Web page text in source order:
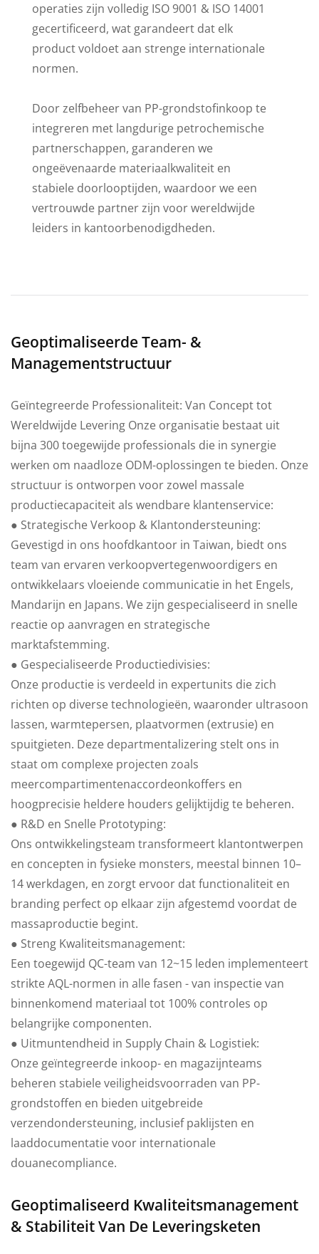
operaties zijn volledig ISO 9001 & ISO 14001
gecertificeerd, wat garandeert dat elk
product voldoet aan strenge internationale
normen.
Door zelfbeheer van PP-grondstofinkoop te
integreren met langdurige petrochemische
partnerschappen, garanderen we
ongeëvenaarde materiaalkwaliteit en
stabiele doorlooptijden, waardoor we een
vertrouwde partner zijn voor wereldwijde
leiders in kantoorbenodigdheden.
Geoptimaliseerde Team- &
Managementstructuur
Geïntegreerde Professionaliteit: Van Concept tot
Wereldwijde Levering Onze organisatie bestaat uit
bijna 300 toegewijde professionals die in synergie
werken om naadloze ODM-oplossingen te bieden. Onze
structuur is ontworpen voor zowel massale
productiecapaciteit als wendbare klantenservice:
● Strategische Verkoop & Klantondersteuning:
Gevestigd in ons hoofdkantoor in Taiwan, biedt ons
team van ervaren verkoopvertegenwoordigers en
ontwikkelaars vloeiende communicatie in het Engels,
Mandarijn en Japans. We zijn gespecialiseerd in snelle
reactie op aanvragen en strategische
marktafstemming.
● Gespecialiseerde Productiedivisies:
Onze productie is verdeeld in expertunits die zich
richten op diverse technologieën, waaronder ultrasoon
lassen, warmtepersen, plaatvormen (extrusie) en
spuitgieten. Deze departmentalizering stelt ons in
staat om complexe projecten zoals
meercompartimentenaccordeonkoffers en
hoogprecisie heldere houders gelijktijdig te beheren.
● R&D en Snelle Prototyping:
Ons ontwikkelingsteam transformeert klantontwerpen
en concepten in fysieke monsters, meestal binnen 10–
14 werkdagen, en zorgt ervoor dat functionaliteit en
branding perfect op elkaar zijn afgestemd voordat de
massaproductie begint.
● Streng Kwaliteitsmanagement:
Een toegewijd QC-team van 12~15 leden implementeert
strikte AQL-normen in alle fasen - van inspectie van
binnenkomend materiaal tot 100% controles op
belangrijke componenten.
● Uitmuntendheid in Supply Chain & Logistiek:
Onze geïntegreerde inkoop- en magazijnteams
beheren stabiele veiligheidsvoorraden van PP-
grondstoffen en bieden uitgebreide
verzendondersteuning, inclusief paklijsten en
laaddocumentatie voor internationale
douanecompliance.
Geoptimaliseerd Kwaliteitsmanagement
& Stabiliteit Van De Leveringsketen